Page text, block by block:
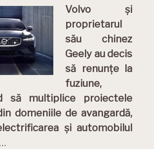
Volvo și
proprietarul
său chinez
Geely au decis
să renunțe la
fuziune,
să multiplice proiectele
domeniile de avangardă,
și automobilul
…